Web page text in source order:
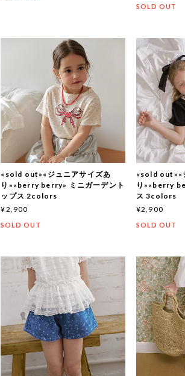
SOLD OUT
«sold out»«ジュニアサイズあ
り»«berry berry» ミニガーデント
ップス 2colors
¥2,900
SOLD OUT
«sold out»«
り»«berry
ス 3colors
¥2,900
SOLD OUT